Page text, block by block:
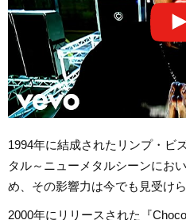
1994年に結成されたリンプ・ビ
タル～ニューメタルシーンにお
め、その影響力は今でも見受けら
2000年にリリースされた『